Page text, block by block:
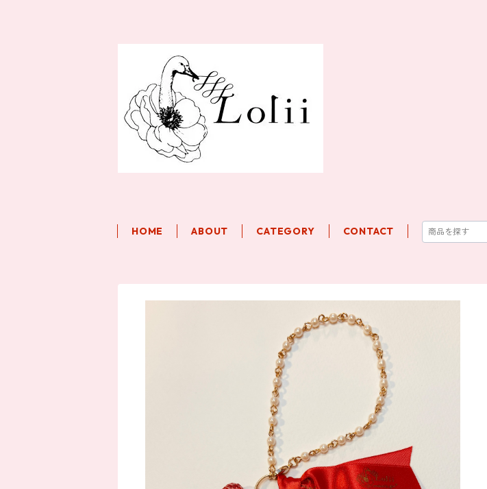
HOME ABOUT CATEGORY CONTACT